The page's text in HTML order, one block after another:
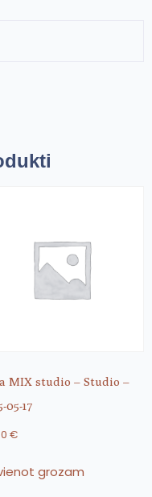
MIX studio – Studio –
05-17
€
grozam